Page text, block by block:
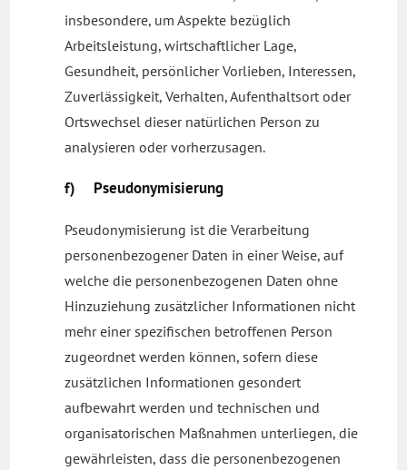
insbesondere, um Aspekte bezüglich
Arbeitsleistung, wirtschaftlicher Lage,
Gesundheit, persönlicher Vorlieben, Interessen,
Zuverlässigkeit, Verhalten, Aufenthaltsort oder
Ortswechsel dieser natürlichen Person zu
analysieren oder vorherzusagen.
f) Pseudonymisierung
Pseudonymisierung ist die Verarbeitung
personenbezogener Daten in einer Weise, auf
welche die personenbezogenen Daten ohne
Hinzuziehung zusätzlicher Informationen nicht
mehr einer spezifischen betroffenen Person
zugeordnet werden können, sofern diese
zusätzlichen Informationen gesondert
aufbewahrt werden und technischen und
organisatorischen Maßnahmen unterliegen, die
gewährleisten, dass die personenbezogenen